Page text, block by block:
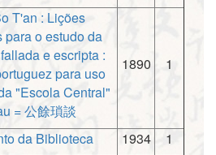
T'an : Lições
para o estudo da
e escripta :
para uso
"Escola Central"
= 公餘瑣談
1890 1
da Biblioteca 1934
1